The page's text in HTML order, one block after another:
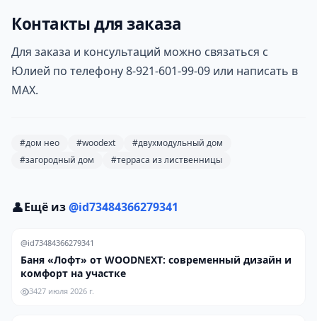
Контакты для заказа
Для заказа и консультаций можно связаться с
Юлией по телефону 8-921-601-99-09 или написать в
MAX.
#дом нео #woodext
#двухмодульный дом
#загородный дом
#терраса из лиственницы
👤Ещё из@id73484366279341
@id73484366279341
Баня «Лофт» от WOODNEXT: современный дизайн и
комфорт на участке
3427 июля 2026 г.